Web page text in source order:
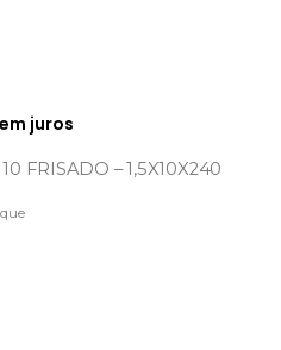
juros
FRISADO – 1,5X10X240